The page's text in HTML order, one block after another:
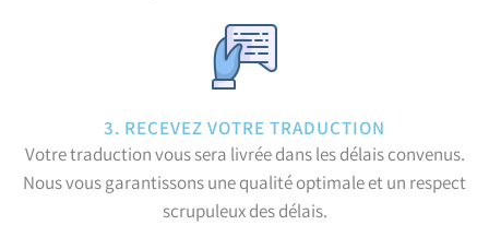
3. RECEVEZ VOTRE TRADUCTION
Votre traduction vous sera livrée dans les délais convenus.
Nous vous garantissons une qualité optimale et un respect
scrupuleux des délais.